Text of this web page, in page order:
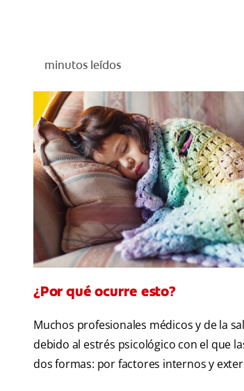
minutos leídos
¿Por qué ocurre esto?
Muchos profesionales médicos y de la
debido al estrés psicológico con el que
dos formas: por factores internos y